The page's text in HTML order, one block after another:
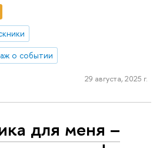
о событии
29 августа, 2025 г.
для меня –